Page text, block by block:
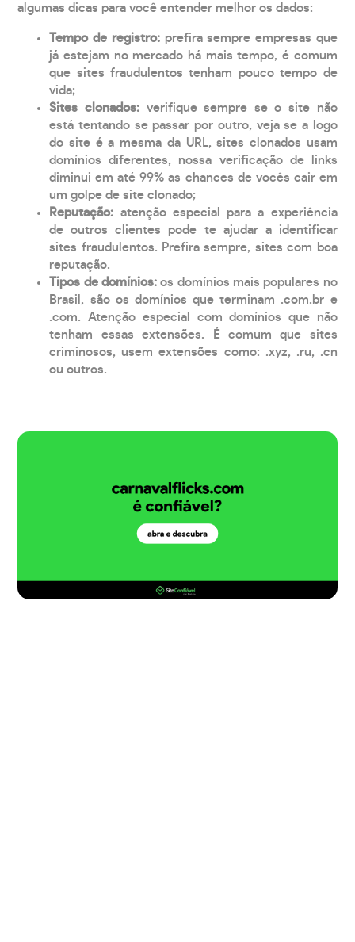
algumas dicas para você entender melhor os dados:
Tempo de registro: prefira sempre empresas que
já estejam no mercado há mais tempo, é comum
que sites fraudulentos tenham pouco tempo de
vida;
Sites clonados: verifique sempre se o site não
está tentando se passar por outro, veja se a logo
do site é a mesma da URL, sites clonados usam
domínios diferentes, nossa verificação de links
diminui em até 99% as chances de vocês cair em
um golpe de site clonado;
Reputação: atenção especial para a experiência
de outros clientes pode te ajudar a identificar
sites fraudulentos. Prefira sempre, sites com boa
reputação.
Tipos de domínios:os domínios mais populares no
Brasil, são os domínios que terminam .com.br e
.com. Atenção especial com domínios que não
tenham essas extensões. É comum que sites
criminosos, usem extensões como: .xyz, .ru, .cn
ou outros.